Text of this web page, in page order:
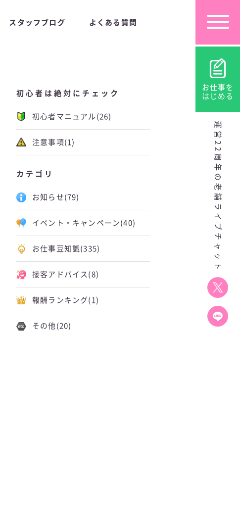
お仕事を
はじめる
運営22周年の老舗ライブチャット
スタッフブログ よくある質問
初心者は絶対にチェック
初心者マニュアル (26)
注意事項 (1)
カテゴリ
お知らせ (79)
イベント・キャンペーン (40)
お仕事豆知識(335)
接客アドバイス (8)
報酬ランキング (1)
その他 (20)